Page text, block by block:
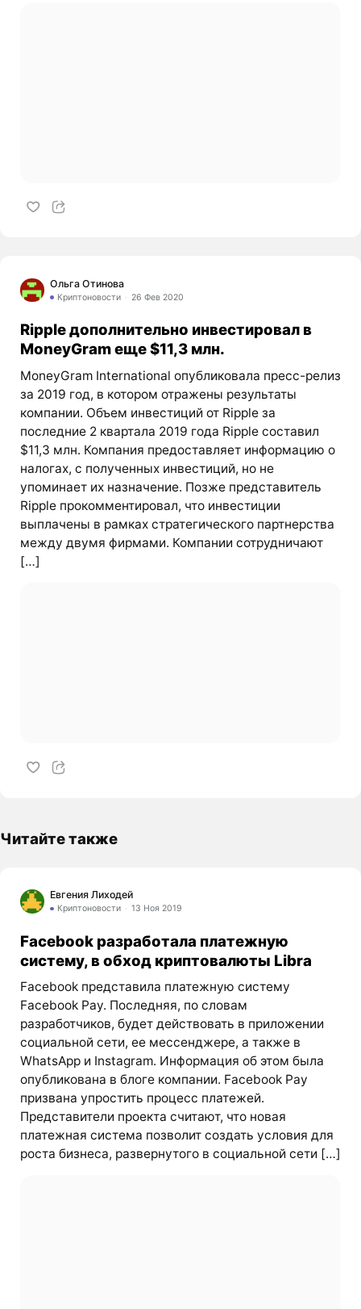
Ольга Отинова
Криптоновости 26 Фев 2020
Ripple дополнительно инвестировал в
MoneyGram еще $11,3 млн.
MoneyGram International опубликовала пресс-релиз
за 2019 год, в котором отражены результаты
компании. Объем инвестиций от Ripple за
последние 2 квартала 2019 года Ripple составил
$11,3 млн. Компания предоставляет информацию о
налогах, с полученных инвестиций, но не
упоминает их назначение. Позже представитель
Ripple прокомментировал, что инвестиции
выплачены в рамках стратегического партнерства
между двумя фирмами. Компании сотрудничают
[…]
Читайте также
Евгения Лиходей
Криптоновости 13 Ноя 2019
Facebook разработала платежную
систему, в обход криптовалюты Libra
Facebook представила платежную систему
Facebook Pay. Последняя, по словам
разработчиков, будет действовать в приложении
социальной сети, ее мессенджере, а также в
WhatsApp и Instagram. Информация об этом была
опубликована в блоге компании. Facebook Pay
призвана упростить процесс платежей.
Представители проекта считают, что новая
платежная система позволит создать условия для
роста бизнеса, развернутого в социальной сети […]